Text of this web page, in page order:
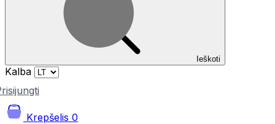
Ieškoti
Kalba
Krepšelis 0